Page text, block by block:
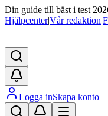
Din guide till bäst i test
Hjälpcenter|Vår redaktion|
Logga inSkapa konto